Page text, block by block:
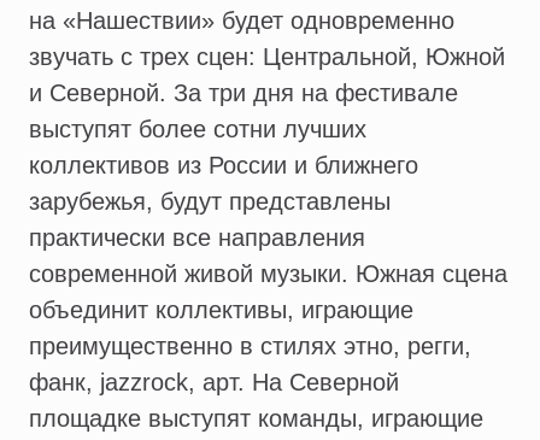
на «Нашествии» будет одновременно
звучать с трех сцен: Центральной, Южной
и Северной. За три дня на фестивале
выступят более сотни лучших
коллективов из России и ближнего
зарубежья, будут представлены
практически все направления
современной живой музыки. Южная сцена
объединит коллективы, играющие
преимущественно в стилях этно, регги,
фанк, jazzrock, арт. На Северной
площадке выступят команды, играющие